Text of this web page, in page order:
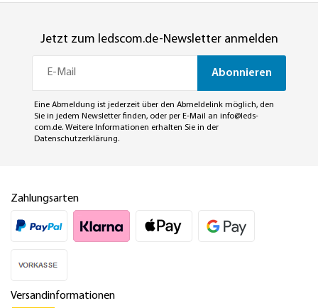
Jetzt zum ledscom.de-Newsletter anmelden
Abonnieren
Eine Abmeldung ist jederzeit über den Abmeldelink möglich, den
Sie in jedem Newsletter finden, oder per E-Mail an info@leds-
com.de. Weitere Informationen erhalten Sie in der
Datenschutzerklärung.
Zahlungsarten
Versandinformationen